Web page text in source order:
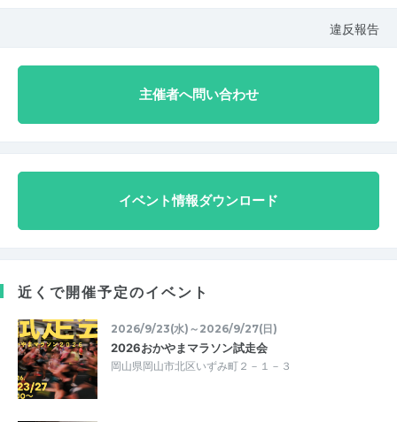
違反報告
主催者へ問い合わせ
イベント情報ダウンロード
近くで開催予定のイベント
2026/9/23(水)～2026/9/27(日)
2026おかやまマラソン試走会
岡山県岡山市北区いずみ町２－１－３